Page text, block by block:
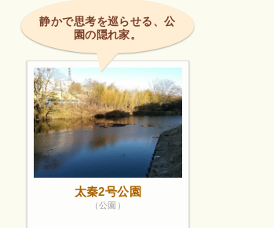
静かで思考を巡らせる、公
園の隠れ家。
太秦2号公園
（公園）